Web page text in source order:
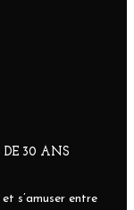
DE 30 ANS
s’amuser entre